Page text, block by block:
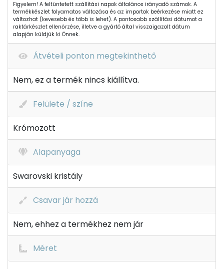
Figyelem! A feltüntetett szállítási napok általános irányadó számok. A
termékkészlet folyamatos változása és az importok beérkezése miatt ez
változhat (kevesebb és több is lehet). A pontosabb szállítási dátumot a
raktárkészlet ellenőrzése, illetve a gyártó által visszaigazolt dátum
alapján küldjük ki Önnek.
Átvételi ponton megtekinthető
Nem, ez a termék nincs kiállítva.
Felülete / színe
Krómozott
Alapanyaga
Swarovski kristály
Csavar jár hozzá
Nem, ehhez a termékhez nem jár
Méret